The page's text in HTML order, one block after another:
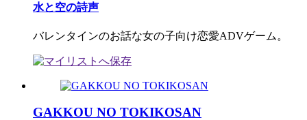
水と空の詩声
バレンタインのお話な女の子向け恋愛ADVゲーム。
GAKKOU NO TOKIKOSAN